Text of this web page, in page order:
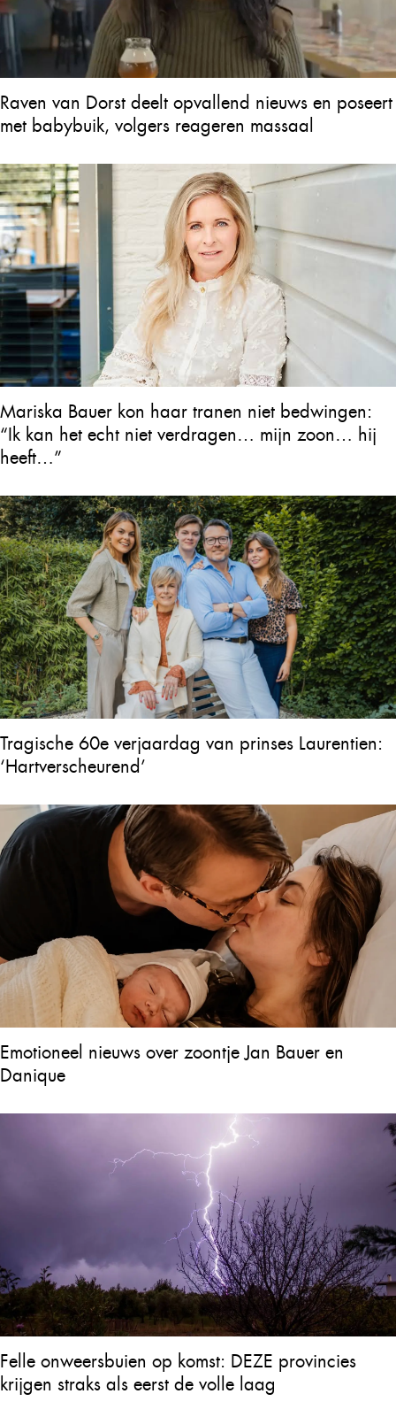
Raven van Dorst deelt opvallend nieuws en poseert
met babybuik, volgers reageren massaal
Mariska Bauer kon haar tranen niet bedwingen:
“Ik kan het echt niet verdragen… mijn zoon… hij
heeft…”
Tragische 60e verjaardag van prinses Laurentien:
‘Hartverscheurend’
Emotioneel nieuws over zoontje Jan Bauer en
Danique
Felle onweersbuien op komst: DEZE provincies
krijgen straks als eerst de volle laag